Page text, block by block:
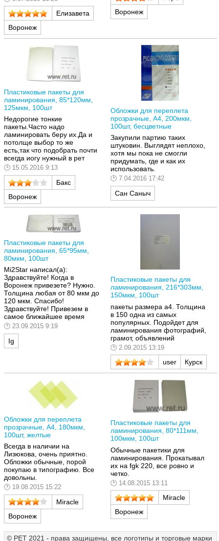
Елизавета
Воронеж
Воронеж
Пластиковые пакеты для
ламинирования, 85*120мм,
125мкм, 100шт
Недорогие тонкие
пакеты.Часто надо
ламинировать беру их.Да и
потолще выбор то же
есть,так что подобрать почти
всегда иогу нужный в рет
15.05.2016 9:13
Бакс
Воронеж
Обложки для переплета
прозрачные, A4, 200мкм,
100шт, бесцветные
Закупили партию таких
штуковин. Выглядят неплохо,
хотя мы пока не смогли
придумать, где и как их
использовать.
7.04.2016 17:42
Сан Саныч
Пластиковые пакеты для
ламинирования, 65*95мм,
80мкм, 100шт
Mi2Star написал(а):
Здравствуйте! Когда в
Воронеж привезете? Нужно.
Толщина любая от 80 мкм до
120 мкм. Спасибо!
Здравствуйте! Привезем в
самое ближайшее время
23.09.2015 9:19
Ig
Пластиковые пакеты для
ламинирования, 216*303мм,
150мкм, 100шт
пакеты размера а4. Толщина
в 150 одна из самых
популярных. Подойдет для
ламинирования фотографий,
грамот, объявлений
2.09.2015 13:19
user Курск
Обложки для переплета
прозрачные, A4, 180мкм,
100шт, желтые
Всегда в наличии на
Лизюкова, очень приятно.
Обложки обычные, порой
покупаю в типографию. Все
довольны.
19.08.2015 15:22
Miracle
Воронеж
Пластиковые пакеты для
ламинирования, 80*111мм,
100мкм, 100шт
Обычные пакетики для
ламинирования. Прокатывал
их на fgk 220, все ровно и
четко.
14.08.2015 13:11
Miracle
Воронеж
© РЕТ 2021 - права защищены, все логотипы и торговые марки